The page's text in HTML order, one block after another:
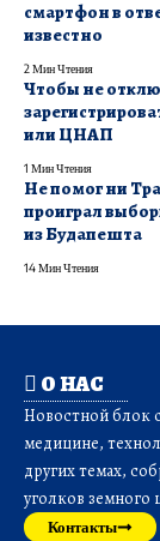
смартфон в
известно
2 Мин Чтения
Чтобы не
или ЦНАП
1 Мин Чтения
Не помог ни
проиграл
из Будапешта
14 Мин Чтения
О НАС
Новостной блок
медицине,
других темах,
уголков земного
Контакты